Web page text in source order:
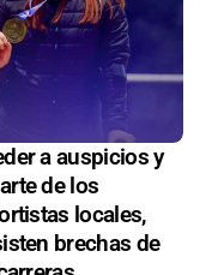
a auspicios y
de los
locales,
brechas de